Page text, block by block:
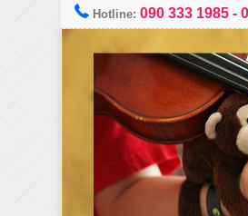
Hotline:090 333 1985 -